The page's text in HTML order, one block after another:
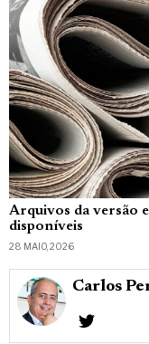
Arquivos da versão
disponíveis
28 MAIO, 2026
Carlos